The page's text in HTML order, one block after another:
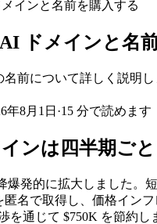
インと名前を購入する
ドメインと名
前について詳しく説明
年8月1日 ·15 分で読めます
ンは四半期ご
爆発的に拡大しました。
名で取得し、価格イン
通じて $750K を節約し